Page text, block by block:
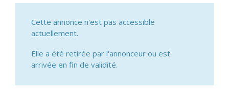
Cette annonce n'est pas accessible
actuellement.
Elle a été retirée par l'annonceur ou est
arrivée en fin de validité.